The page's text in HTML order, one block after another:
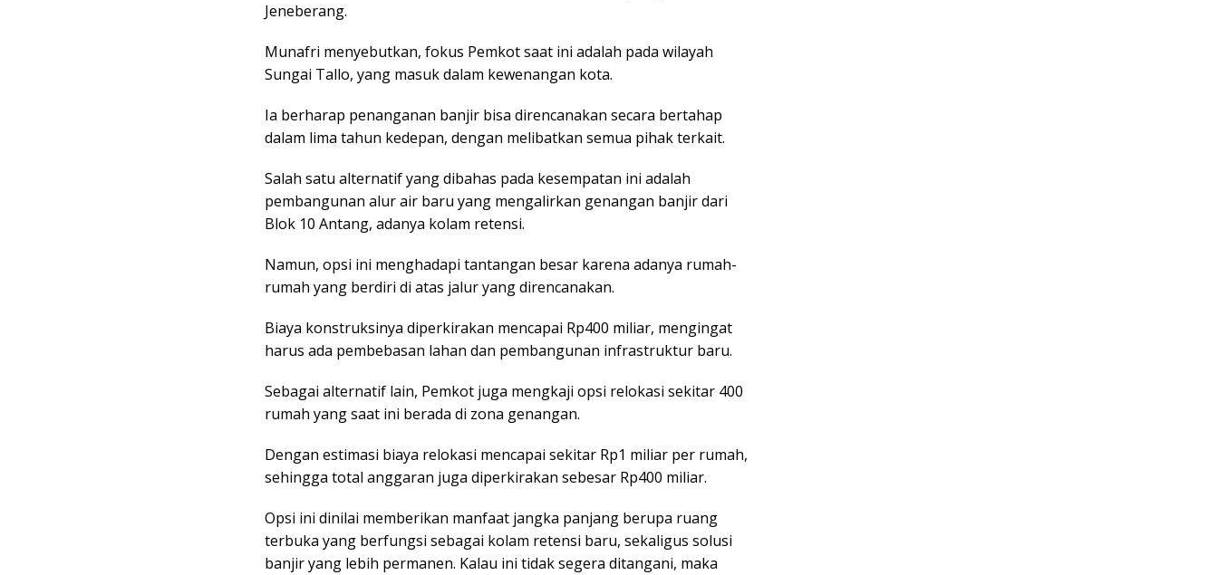
Jeneberang.
Munafri menyebutkan, fokus Pemkot saat ini adalah pada wilayah
Sungai Tallo, yang masuk dalam kewenangan kota.
Ia berharap penanganan banjir bisa direncanakan secara bertahap
dalam lima tahun kedepan, dengan melibatkan semua pihak terkait.
Salah satu alternatif yang dibahas pada kesempatan ini adalah
pembangunan alur air baru yang mengalirkan genangan banjir dari
Blok 10 Antang, adanya kolam retensi.
Namun, opsi ini menghadapi tantangan besar karena adanya rumah-
rumah yang berdiri di atas jalur yang direncanakan.
Biaya konstruksinya diperkirakan mencapai Rp400 miliar, mengingat
harus ada pembebasan lahan dan pembangunan infrastruktur baru.
Sebagai alternatif lain, Pemkot juga mengkaji opsi relokasi sekitar 400
rumah yang saat ini berada di zona genangan.
Dengan estimasi biaya relokasi mencapai sekitar Rp1 miliar per rumah,
sehingga total anggaran juga diperkirakan sebesar Rp400 miliar.
Opsi ini dinilai memberikan manfaat jangka panjang berupa ruang
terbuka yang berfungsi sebagai kolam retensi baru, sekaligus solusi
banjir yang lebih permanen. Kalau ini tidak segera ditangani, maka